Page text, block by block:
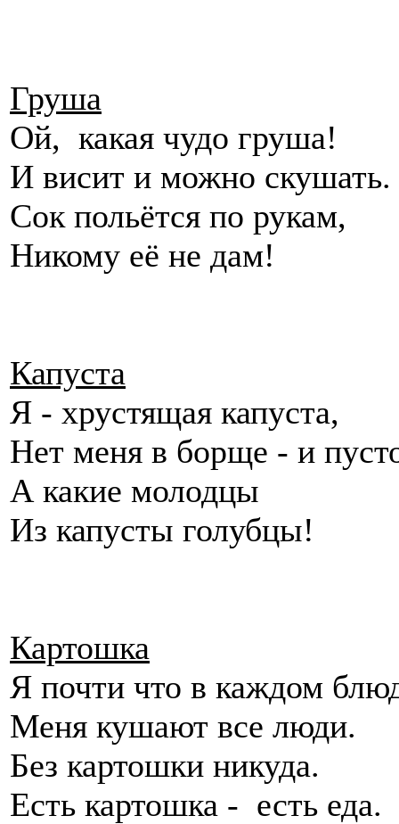
Груша
Ой, какая
И висит и можно
Сок польётся по рукам,
Никому её не дам!
Капуста
Я - хрустящая капуста,
Нет меня в борще - и
А какие молодцы
Из капусты голубцы!
Картошка
Я почти что в каждом
Меня кушают все люди.
Без картошки никуда.
Есть картошка - есть еда.